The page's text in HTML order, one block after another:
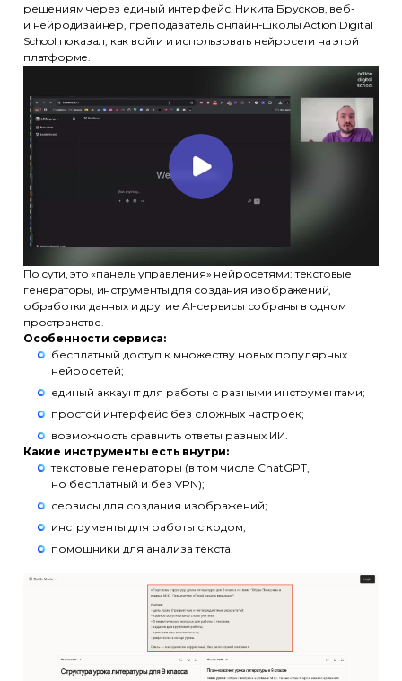
решениям через единый интерфейс. Никита Брусков, веб-
и нейродизайнер, преподаватель онлайн-школы Action Digital
School показал, как войти и использовать нейросети на этой
платформе.
По сути, это «панель управления» нейросетями: текстовые
генераторы, инструменты для создания изображений,
обработки данных и другие AI-сервисы собраны в одном
пространстве.
Особенности сервиса:
бесплатный доступ к множеству новых популярных
нейросетей;
единый аккаунт для работы с разными инструментами;
простой интерфейс без сложных настроек;
возможность сравнить ответы разных ИИ.
Какие инструменты есть внутри:
текстовые генераторы (в том числе ChatGPT,
но бесплатный и без VPN);
сервисы для создания изображений;
инструменты для работы с кодом;
помощники для анализа текста.